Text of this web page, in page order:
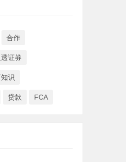
合作
证券
识
贷款 FCA